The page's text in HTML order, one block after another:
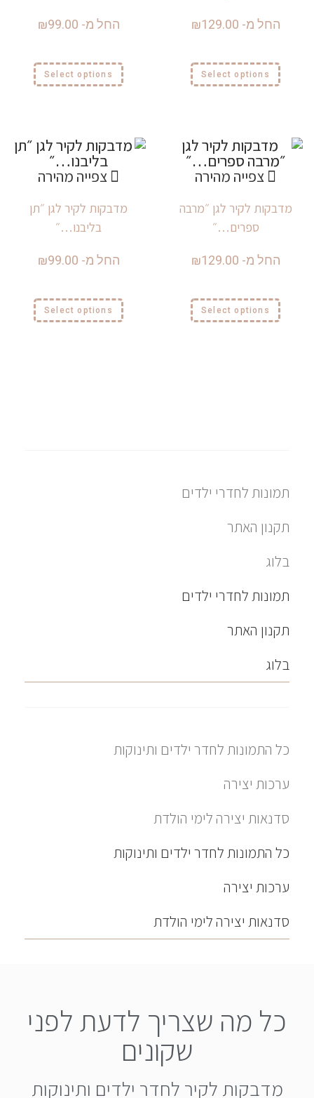
החל מ- ₪129.00
Select options
החל מ- ₪99.00
Select options
צפייה מהירה
מדבקות לקיר לגן ״מרבה
ספרים…״
החל מ- ₪129.00
Select options
צפייה מהירה
מדבקות לקיר לגן ״תן
בליבנו…״
החל מ- ₪99.00
Select options
תמונות לחדרי ילדים
תקנון האתר
בלוג
תמונות לחדרי ילדים
תקנון האתר
בלוג
כל התמונות לחדר ילדים ותינוקות
ערכות יצירה
סדנאות יצירה לימי הולדת
כל התמונות לחדר ילדים ותינוקות
ערכות יצירה
סדנאות יצירה לימי הולדת
כל מה שצריך לדעת לפני
שקונים
מדבקות לקיר לחדר ילדים ותינוקות